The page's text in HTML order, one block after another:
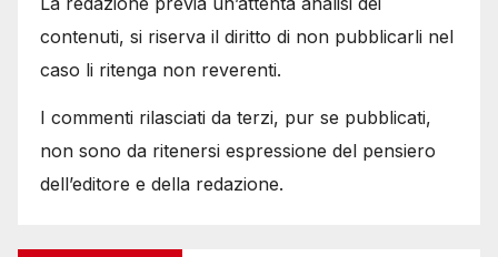
contenuti, si riserva il diritto di non pubblicarli nel
caso li ritenga non reverenti.
I commenti rilasciati da terzi, pur se pubblicati,
non sono da ritenersi espressione del pensiero
dell’editore e della redazione.